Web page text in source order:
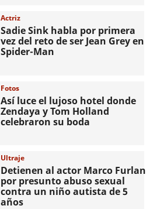
Actriz
Sadie Sink habla por primera
vez del reto de ser Jean Grey en
Spider-Man
Fotos
Así luce el lujoso hotel donde
Zendaya y Tom Holland
celebraron su boda
Ultraje
Detienen al actor Marco Furlan
por presunto abuso sexual
contra un niño autista de 5
años